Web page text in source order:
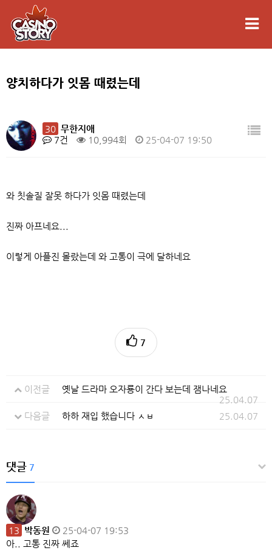
양치하다가 잇몸 때렸는데
30 무한지애
7건
10,994회 25-04-07 19:50
와 칫솔질 잘못 하다가 잇몸 때렸는데
진짜 아프네요...
이렇게 아플진 몰랐는데 와 고통이 극에 달하네요
7
이전글
옛날 드라마 오자룡이 간다 보는데 잼나네요
25.04.07
다음글
하하 재입 했습니다 ㅅㅂ 25.04.07
댓글 7
13 박동원
25-04-07 19:53
아.. 고통 진짜 쎄죠